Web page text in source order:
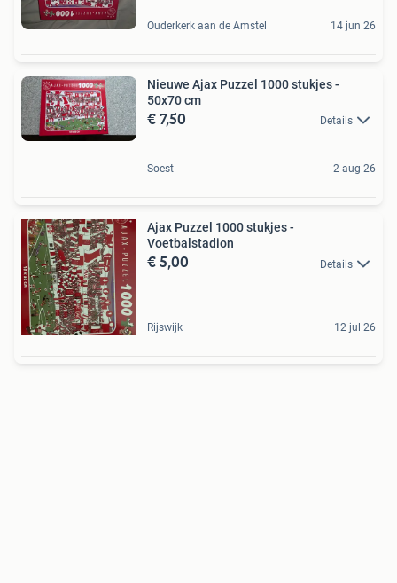
Ouderkerk aan de Amstel 14 jun 26
Nieuwe Ajax Puzzel 1000 stukjes -
50x70 cm
€ 7,50 Details
Soest 2 aug 26
Ajax Puzzel 1000 stukjes -
Voetbalstadion
€ 5,00 Details
Rijswijk 12 jul 26